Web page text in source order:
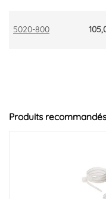
5020-800
Produits recommandés